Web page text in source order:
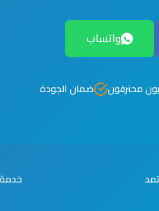
واتساب
محترفون ضمان الجودة
خدمة 24/7